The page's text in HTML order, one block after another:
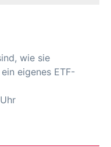
wie sie
eigenes ETF-